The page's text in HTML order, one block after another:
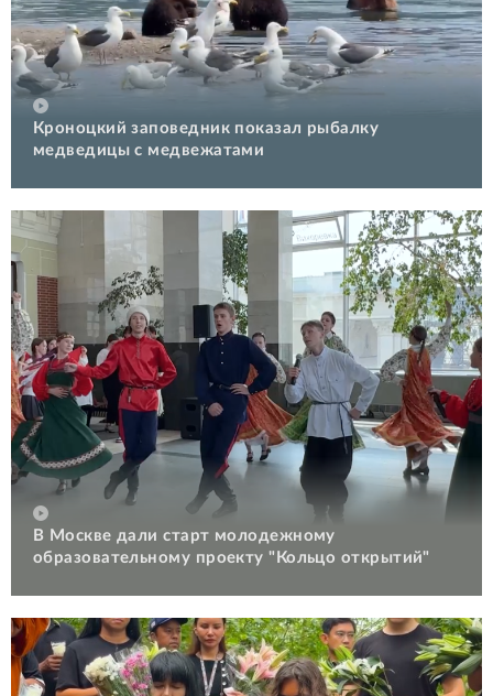
Кроноцкий заповедник показал рыбалку
медведицы с медвежатами
В Москве дали старт молодежному
образовательному проекту "Кольцо открытий"